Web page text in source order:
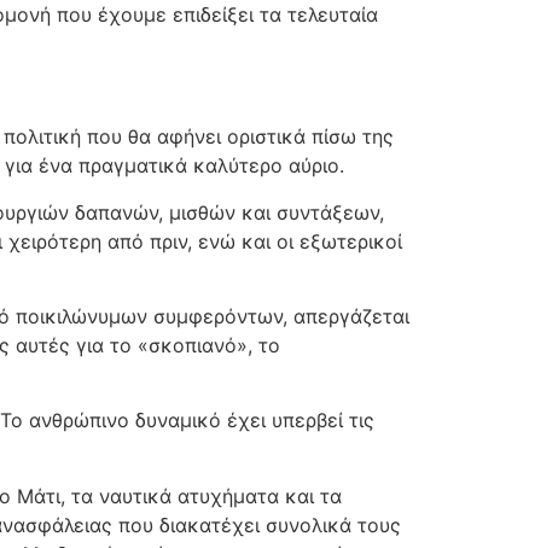
που έχουμε επιδείξει τα τελευταία
που θα αφήνει οριστικά πίσω της
ένα πραγματικά καλύτερο αύριο.
δαπανών, μισθών και συντάξεων,
από πριν, ενώ και οι εξωτερικοί
ποικιλώνυμων συμφερόντων, απεργάζεται
αυτές για το «σκοπιανό», το
ανθρώπινο δυναμικό έχει υπερβεί τις
τα ναυτικά ατυχήματα και τα
που διακατέχει συνολικά τους